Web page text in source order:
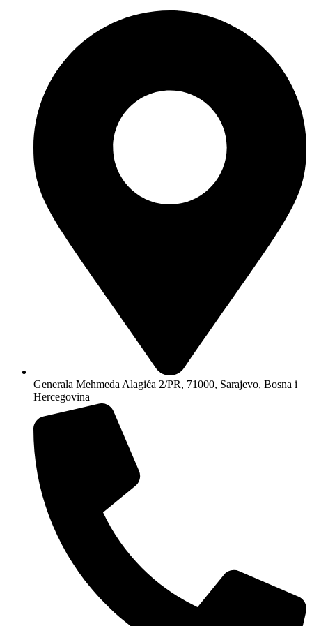
Generala Mehmeda Alagića 2/PR, 71000, Sarajevo, Bosna i
Hercegovina